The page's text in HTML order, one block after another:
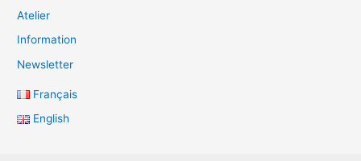
Atelier
Information
Newsletter
Français
English